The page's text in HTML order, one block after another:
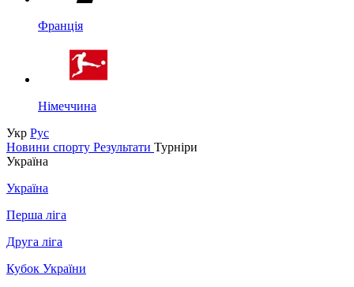
Франція
Німеччина
Укр Рус
Новини спорту Результати Турніри
Україна
Україна
Перша ліга
Друга ліга
Кубок України